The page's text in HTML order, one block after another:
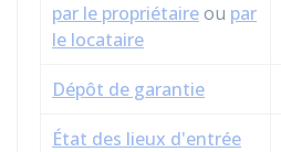
par le propriétaireou par
le locataire
Dépôt de garantie
État des lieux d'entrée